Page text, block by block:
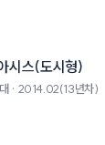
아시스(
)는 남산동에
의 매매 시세
학교, 경구중학
건폐율 59%의
시스(도시형)
· 2014.02(13년차)